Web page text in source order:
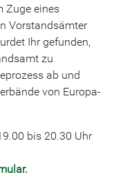
Zuge eines
Vorstandsämter
Ihr gefunden,
zu
ab und
von Europa-
bis 20.30 Uhr
.